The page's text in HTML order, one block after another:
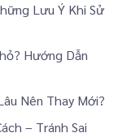
Lưu Ý Khi Sử
Hướng Dẫn
Nên Thay Mới?
– Tránh Sai